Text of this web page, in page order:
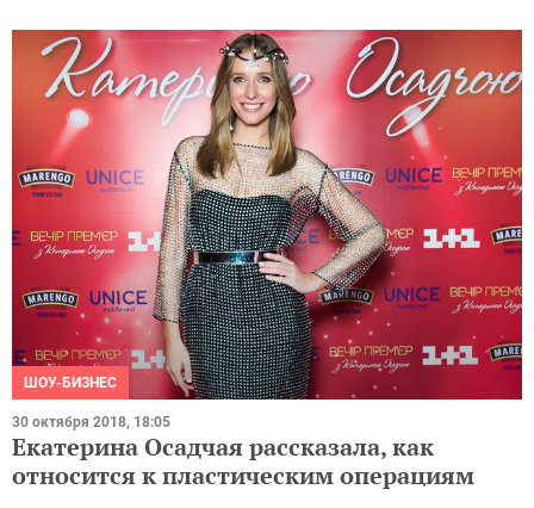
ШОУ-БИЗНЕС
30 октября 2018, 18:05
Екатерина Осадчая рассказала, как
относится к пластическим операциям